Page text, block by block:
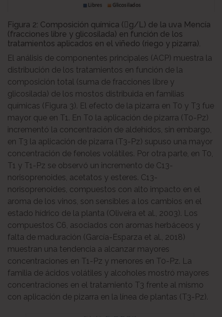
Figura 2: Composición química (g/L) de la uva Mencía
(fracciones libre y glicosilada) en función de los
tratamientos aplicados en el viñedo (riego y pizarra).
El análisis de componentes principales (ACP) muestra la
distribución de los tratamientos en función de la
composición total (suma de fracciones libre y
glicosilada) de los mostos distribuida en familias
químicas (Figura 3). El efecto de la pizarra en T0 y T3 fue
mayor que en T1. En T0 la aplicación de pizarra (T0-Pz)
incrementó la concentración de aldehídos, sin embargo,
en T3 la aplicación de pizarra (T3-Pz) supuso una mayor
concentración de fenoles volátiles. Por otra parte, en T0,
T1 y T1-Pz se observó un incremento de C13-
norisoprenoides, acetatos y esteres. C13-
norisoprenoides, compuestos con alto impacto en el
aroma de los vinos, son sensibles a los cambios en el
estado hídrico de la planta (Oliveira et al., 2003). Los
compuestos C6, asociados con aromas herbáceos y
falta de maduración (García-Esparza et al., 2018)
muestran una tendencia a alcanzar mayores
concentraciones en T1-Pz y menores en T0-Pz. La
familia de ácidos volátiles y alcoholes mostró mayores
concentraciones en el tratamiento T3 frente al mismo
con aplicación de pizarra en la línea de plantas (T3-Pz).